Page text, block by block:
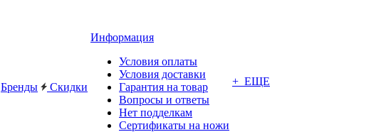
Бренды Скидки
Информация
Условия оплаты
Условия доставки
Гарантия на товар
Вопросы и ответы
Нет подделкам
Сертификаты на ножи
+ ЕЩЕ